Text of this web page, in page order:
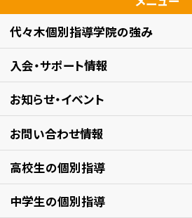
代々木個別指導学院の強み
入会・サポート情報
お知らせ・イベント
お問い合わせ情報
高校生の個別指導
中学生の個別指導